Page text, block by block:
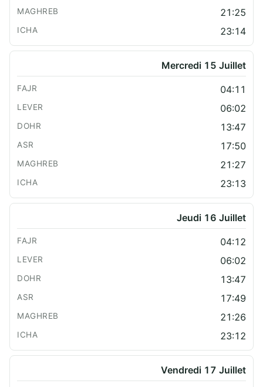
21:25
23:14
Mercredi 15 Juillet
04:11
06:02
13:47
17:50
21:27
23:13
Jeudi 16 Juillet
04:12
06:02
13:47
17:49
21:26
23:12
Vendredi 17 Juillet